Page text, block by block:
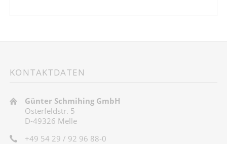
KONTAKTDATEN
Günter Schmihing GmbH
Osterfeldstr. 5
D-49326 Melle
+49 54 29 / 92 96 88-0